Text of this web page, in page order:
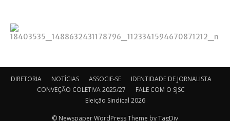
DIRETORIA NOTÍCIAS ASSOCIE-SE
IDENTIDADE DE JORNALISTA
CONVEÇÃO COLETIVA 2025/27
FALE COM O SJSC
Eleição Sindical 2026
© Newspaper WordPress Theme by TagDiv